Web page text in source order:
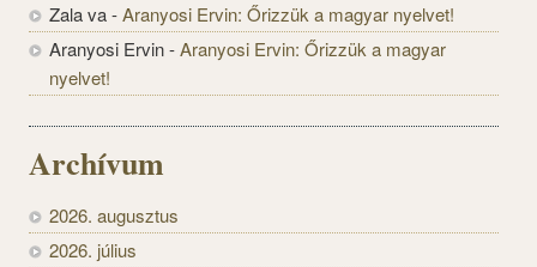
Zala va-Aranyosi Ervin: Őrizzük a magyar nyelvet!
Aranyosi Ervin-Aranyosi Ervin: Őrizzük a magyar
nyelvet!
Archívum
2026. augusztus
2026. július